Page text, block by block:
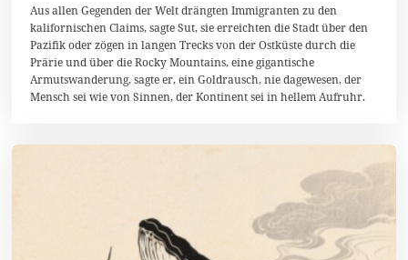
v
e
m
b
e
r
2
0
Aus allen Gegenden der Welt drängten Immigranten zu den
kalifornischen Claims, sagte Sut, sie erreichten die Stadt über den
Pazifik oder zögen in langen Trecks von der Ostküste durch die
Prärie und über die Rocky Mountains, eine gigantische
Armutswanderung, sagte er, ein Goldrausch, nie dagewesen, der
Mensch sei wie von Sinnen, der Kontinent sei in hellem Aufruhr.